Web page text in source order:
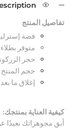
تفاصيل المنتج
فضة
متوفر
حجر
حجم المنتج 5 مم
إغلاق ما
كيفية العناية بمنتجك:
أبقِ مجوهراتك بعيدًا